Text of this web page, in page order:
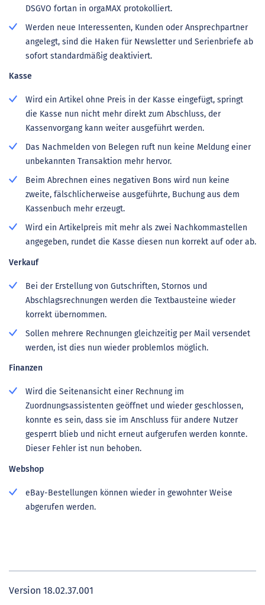
DSGVO fortan in orgaMAX protokolliert.
Werden neue Interessenten, Kunden oder Ansprechpartner
angelegt, sind die Haken für Newsletter und Serienbriefe ab
sofort standardmäßig deaktiviert.
Kasse
Wird ein Artikel ohne Preis in der Kasse eingefügt, springt
die Kasse nun nicht mehr direkt zum Abschluss, der
Kassenvorgang kann weiter ausgeführt werden.
Das Nachmelden von Belegen ruft nun keine Meldung einer
unbekannten Transaktion mehr hervor.
Beim Abrechnen eines negativen Bons wird nun keine
zweite, fälschlicherweise ausgeführte, Buchung aus dem
Kassenbuch mehr erzeugt.
Wird ein Artikelpreis mit mehr als zwei Nachkommastellen
angegeben, rundet die Kasse diesen nun korrekt auf oder ab.
Verkauf
Bei der Erstellung von Gutschriften, Stornos und
Abschlagsrechnungen werden die Textbausteine wieder
korrekt übernommen.
Sollen mehrere Rechnungen gleichzeitig per Mail versendet
werden, ist dies nun wieder problemlos möglich.
Finanzen
Wird die Seitenansicht einer Rechnung im
Zuordnungsassistenten geöffnet und wieder geschlossen,
konnte es sein, dass sie im Anschluss für andere Nutzer
gesperrt blieb und nicht erneut aufgerufen werden konnte.
Dieser Fehler ist nun behoben.
Webshop
eBay-Bestellungen können wieder in gewohnter Weise
abgerufen werden.
Version 18.02.37.001